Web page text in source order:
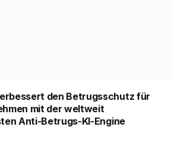
den Betrugsschutz für
mit der weltweit
Anti-Betrugs-KI-Engine